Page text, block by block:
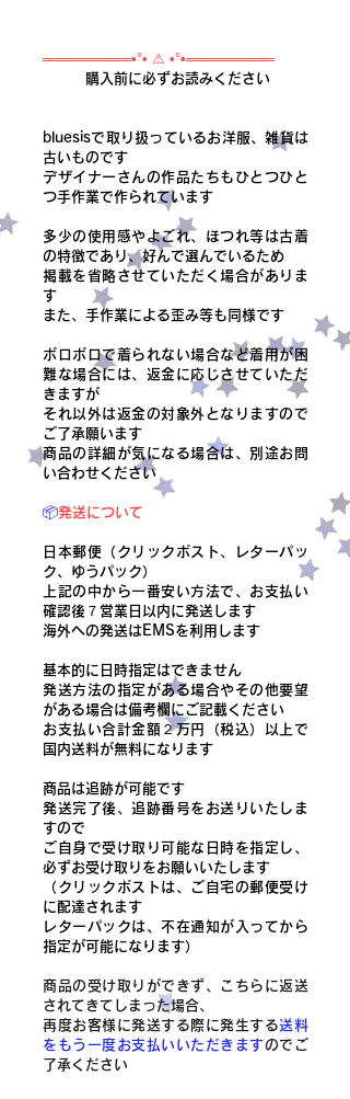
═════════•°• ⚠ •°•═════════
購入前に必ずお読みください
bluesisで取り扱っているお洋服、雑貨は
古いものです
デザイナーさんの作品たちもひとつひと
つ手作業で作られています
多少の使用感やよごれ、ほつれ等は古着
の特徴であり、好んで選んでいるため
掲載を省略させていただく場合がありま
す
また、手作業による歪み等も同様です
ボロボロで着られない場合など着用が困
難な場合には、返金に応じさせていただ
きますが
それ以外は返金の対象外となりますので
ご了承願います
商品の詳細が気になる場合は、別途お問
い合わせください
📦発送について
日本郵便（クリックポスト、レターパッ
ク、ゆうパック）
上記の中から一番安い方法で、お支払い
確認後７営業日以内に発送します
​海外への発送はEMSを利用します
基本的に日時指定はできません
発送方法の指定がある場合やその他要望
がある場合は備考欄にご記載ください
​お支払い合計金額２万円（税込）以上で
国内送料が無料になります
商品は追跡が可能です
発送完了後、追跡番号をお送りいたしま
すので
ご自身で受け取り可能な日時を指定し、
必ずお受け取りをお願いいたします
（クリックポストは、ご自宅の郵便受け
に配達されます
レターパックは、不在通知が入ってから
指定が可能になります）
商品の受け取りができず、こちらに返送
されてきてしまった場合、
​再度お客様に発送する際に発生する送料
をもう一度お支払いいただきますのでご
了承ください